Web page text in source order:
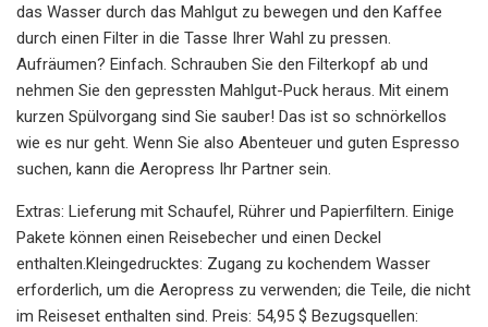
das Wasser durch das Mahlgut zu bewegen und den Kaffee
durch einen Filter in die Tasse Ihrer Wahl zu pressen.
Aufräumen? Einfach. Schrauben Sie den Filterkopf ab und
nehmen Sie den gepressten Mahlgut-Puck heraus. Mit einem
kurzen Spülvorgang sind Sie sauber! Das ist so schnörkellos
wie es nur geht. Wenn Sie also Abenteuer und guten Espresso
suchen, kann die Aeropress Ihr Partner sein.
Extras: Lieferung mit Schaufel, Rührer und Papierfiltern. Einige
Pakete können einen Reisebecher und einen Deckel
enthalten.Kleingedrucktes: Zugang zu kochendem Wasser
erforderlich, um die Aeropress zu verwenden; die Teile, die nicht
im Reiseset enthalten sind. Preis: 54,95 $ Bezugsquellen: